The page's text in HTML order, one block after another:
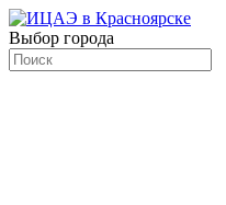
Выбор города